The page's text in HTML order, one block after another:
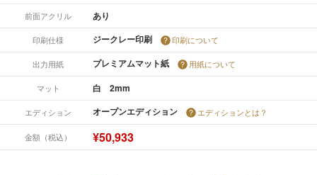
前面アクリル あり
印刷仕様 ジークレー印刷 印刷について
出力用紙 プレミアムマット紙 用紙について
マット 白 2mm
エディション オープンエディション エディションとは？
金額（税込） ¥50,933